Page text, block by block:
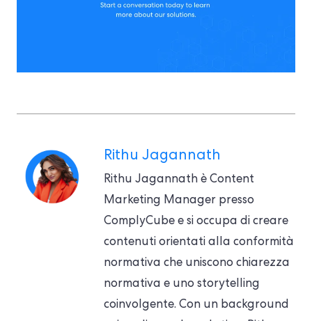
Rithu Jagannath
Rithu Jagannath è Content
Marketing Manager presso
ComplyCube e si occupa di creare
contenuti orientati alla conformità
normativa che uniscono chiarezza
normativa e uno storytelling
coinvolgente. Con un background